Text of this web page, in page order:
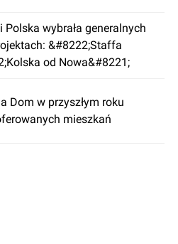
Polska wybrała generalnych
&#8222;Staffa
od Nowa&#8221;
Dom w przyszłym roku
mieszkań